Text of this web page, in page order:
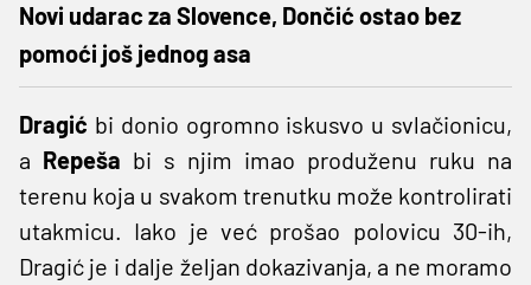
Novi udarac za Slovence, Dončić ostao bez
pomoći još jednog asa
Dragić bi donio ogromno iskusvo u svlačionicu,
a Repeša bi s njim imao produženu ruku na
terenu koja u svakom trenutku može kontrolirati
utakmicu. Iako je već prošao polovicu 30-ih,
Dragić je i dalje željan dokazivanja, a ne moramo